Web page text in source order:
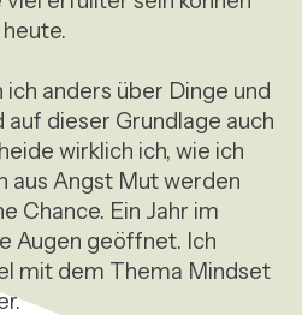
anders über Dinge und
auf dieser Grundlage auch
wirklich ich, wie ich
aus Angst Mut werden
Chance. Ein Jahr im
Augen geöffnet. Ich
mit dem Thema Mindset